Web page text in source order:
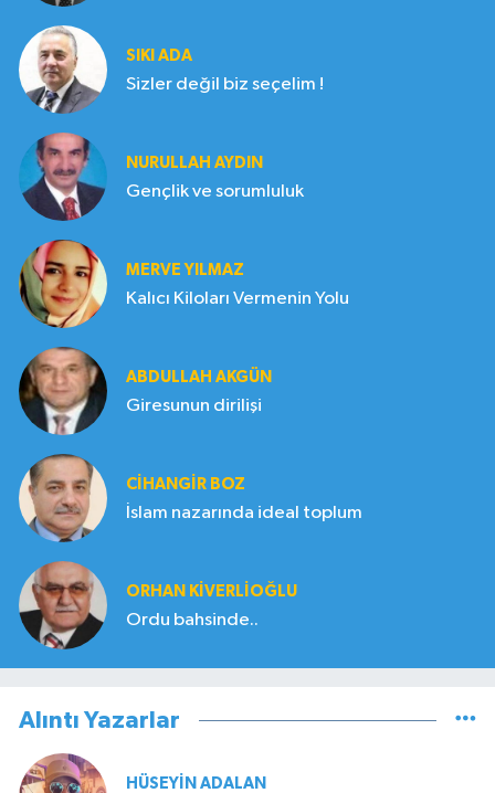
SIKI ADA
Sizler değil biz seçelim !
NURULLAH AYDIN
Gençlik ve sorumluluk
MERVE YILMAZ
Kalıcı Kiloları Vermenin Yolu
ABDULLAH AKGÜN
Giresunun dirilişi
CIHANGIR BOZ
İslam nazarında ideal toplum
ORHAN KIVERLIOĞLU
Ordu bahsinde..
Alıntı Yazarlar
HÜSEYIN ADALAN